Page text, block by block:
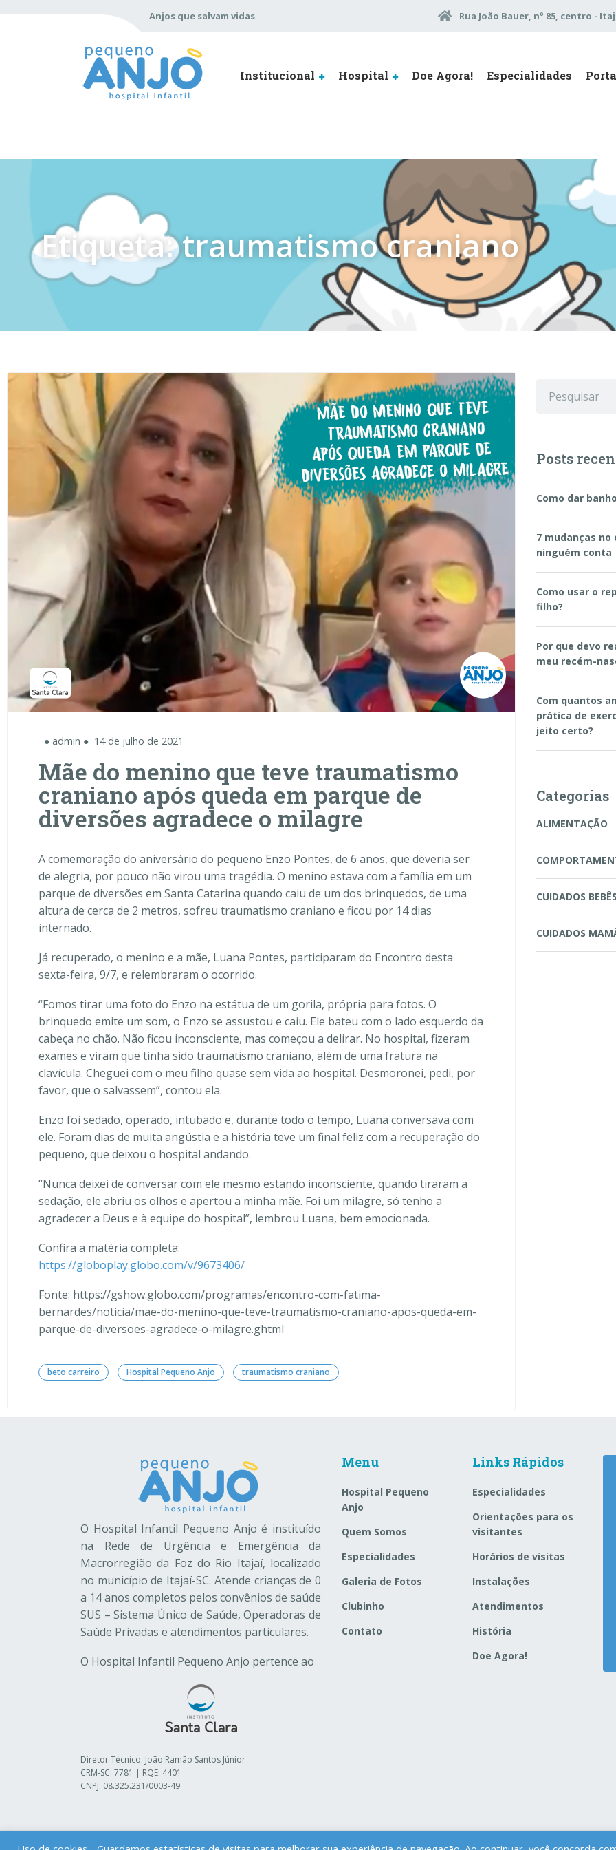
Anjos que salvam vidas Rua João Bauer, nº 85, centro -
Institucional Hospital Doe Agora! Especialidades
Etiqueta: traumatismo craniano
● admin ● 14 de julho de 2021
Mãe do menino que teve traumatismo
craniano após queda em parque de
diversões agradece o milagre
A comemoração do aniversário do pequeno Enzo Pontes, de 6 anos, que deveria ser
de alegria, por pouco não virou uma tragédia. O menino estava com a família em um
parque de diversões em Santa Catarina quando caiu de um dos brinquedos, de uma
altura de cerca de 2 metros, sofreu traumatismo craniano e ficou por 14 dias
internado.
Já recuperado, o menino e a mãe, Luana Pontes, participaram do Encontro desta
sexta-feira, 9/7, e relembraram o ocorrido.
“Fomos tirar uma foto do Enzo na estátua de um gorila, própria para fotos. O
brinquedo emite um som, o Enzo se assustou e caiu. Ele bateu com o lado esquerdo da
cabeça no chão. Não ficou inconsciente, mas começou a delirar. No hospital, fizeram
exames e viram que tinha sido traumatismo craniano, além de uma fratura na
clavícula. Cheguei com o meu filho quase sem vida ao hospital. Desmoronei, pedi, por
favor, que o salvassem”, contou ela.
Enzo foi sedado, operado, intubado e, durante todo o tempo, Luana conversava com
ele. Foram dias de muita angústia e a história teve um final feliz com a recuperação do
pequeno, que deixou o hospital andando.
“Nunca deixei de conversar com ele mesmo estando inconsciente, quando tiraram a
sedação, ele abriu os olhos e apertou a minha mãe. Foi um milagre, só tenho a
agradecer a Deus e à equipe do hospital”, lembrou Luana, bem emocionada.
Confira a matéria completa:
https://globoplay.globo.com/v/9673406/
Fonte: https://gshow.globo.com/programas/encontro-com-fatima-
bernardes/noticia/mae-do-menino-que-teve-traumatismo-craniano-apos-queda-em-
parque-de-diversoes-agradece-o-milagre.ghtml
beto carreiro Hospital Pequeno Anjo traumatismo craniano
Posts
Como dar
7 mudanças
ninguém conta
Como usar o
filho?
Por que devo
meu recém-
Com quantos
prática de
jeito certo?
Categorias
ALIMENTAÇÃO
CUIDADOS
CUIDADOS
O Hospital Infantil Pequeno Anjo é instituído
na Rede de Urgência e Emergência da
Macrorregião da Foz do Rio Itajaí, localizado
no município de Itajaí-SC. Atende crianças de 0
a 14 anos completos pelos convênios de saúde
SUS – Sistema Único de Saúde, Operadoras de
Saúde Privadas e atendimentos particulares.
O Hospital Infantil Pequeno Anjo pertence ao
Menu
Hospital Pequeno
Anjo
Quem Somos
Especialidades
Galeria de Fotos
Clubinho
Contato
Links Rápidos
Especialidades
Orientações para os
visitantes
Horários de visitas
Instalações
Atendimentos
História
Doe Agora!
Diretor Técnico: João Ramão Santos Júnior
CRM-SC: 7781 | RQE: 4401
CNPJ: 08.325.231/0003-49